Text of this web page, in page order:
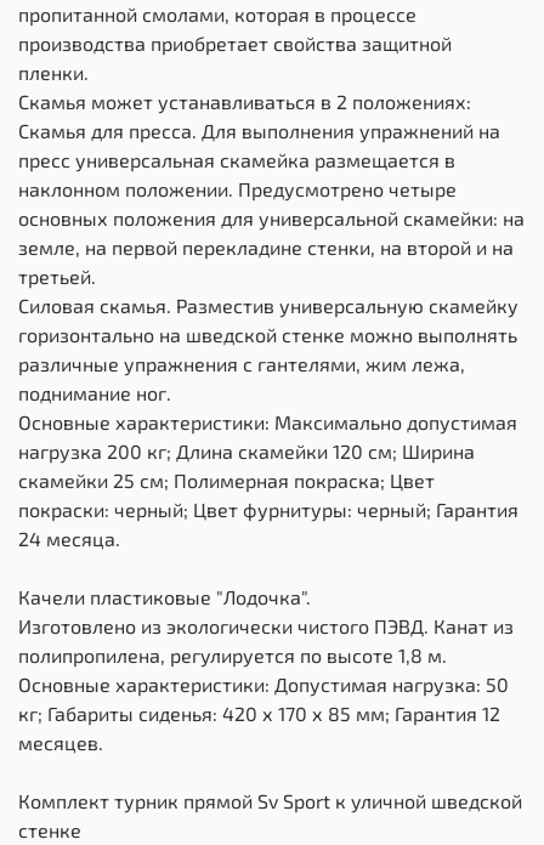
пропитанной смолами, которая в процессе
производства приобретает свойства защитной
пленки.
Скамья может устанавливаться в 2 положениях:
Скамья для пресса. Для выполнения упражнений на
пресс универсальная скамейка размещается в
наклонном положении. Предусмотрено четыре
основных положения для универсальной скамейки: на
земле, на первой перекладине стенки, на второй и на
третьей.
Силовая скамья. Разместив универсальную скамейку
горизонтально на шведской стенке можно выполнять
различные упражнения с гантелями, жим лежа,
поднимание ног.
Основные характеристики: Максимально допустимая
нагрузка 200 кг; Длина скамейки 120 см; Ширина
скамейки 25 см; Полимерная покраска; Цвет
покраски: черный; Цвет фурнитуры: черный; Гарантия
24 месяца.
Качели пластиковые "Лодочка".
Изготовлено из экологически чистого ПЭВД. Канат из
полипропилена, регулируется по высоте 1,8 м.
Основные характеристики: Допустимая нагрузка: 50
кг; Габариты сиденья: 420 х 170 х 85 мм; Гарантия 12
месяцев.
Комплект турник прямой Sv Sport к уличной шведской
стенке